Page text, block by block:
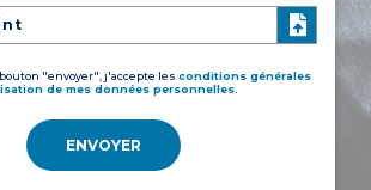
"envoyer", j'accepte les conditions générales
de mes données personnelles.
ENVOYER